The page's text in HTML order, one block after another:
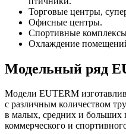
Торговые центры,
Офисные центры.
Спортивные
Охлаждение
Модельный ряд
Модели EUTERM
с различным количеством
в малых, средних и
коммерческого и